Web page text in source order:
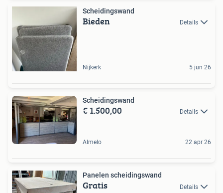
Scheidingswand
Bieden Details
Nijkerk 5 jun 26
Scheidingswand
€ 1.500,00 Details
Almelo 22 apr 26
Panelen scheidingswand
Gratis Details